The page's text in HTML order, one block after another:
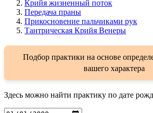
Крийя жизненный поток
Передача праны
Прикосновение пальчиками рук
Тантрическая Крийя Венеры
Подбор практики на основе
вашего характера
Здесь можно найти практику по дате